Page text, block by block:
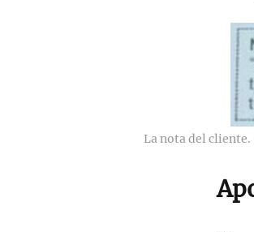
La nota del cliente.